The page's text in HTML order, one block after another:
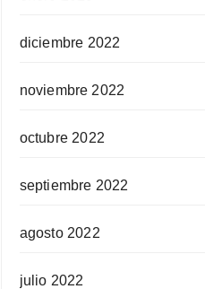
diciembre 2022
noviembre 2022
octubre 2022
septiembre 2022
agosto 2022
julio 2022